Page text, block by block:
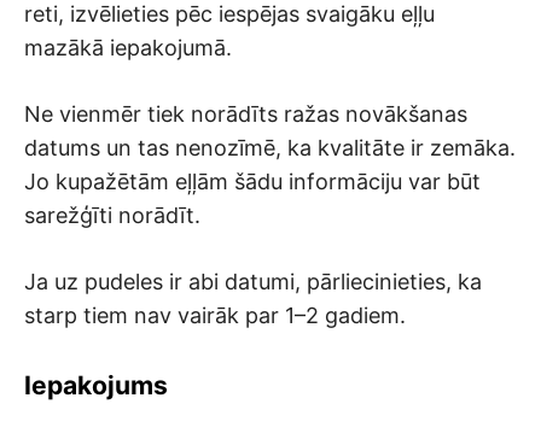
reti, izvēlieties pēc iespējas svaigāku eļļu
mazākā iepakojumā.
Ne vienmēr tiek norādīts ražas novākšanas
datums un tas nenozīmē, ka kvalitāte ir zemāka.
Jo kupažētām eļļām šādu informāciju var būt
sarežģīti norādīt.
Ja uz pudeles ir abi datumi, pārliecinieties, ka
starp tiem nav vairāk par 1–2 gadiem.
Iepakojums